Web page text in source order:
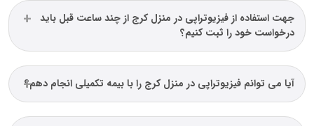
جهت استفاده از فیزیوتراپی در منزل کرج از چند ساعت قبل باید
درخواست خود را ثبت کنیم؟
آیا می‌ توانم فیزیوتراپی در منزل کرج را با بیمه تکمیلی انجام دهم؟